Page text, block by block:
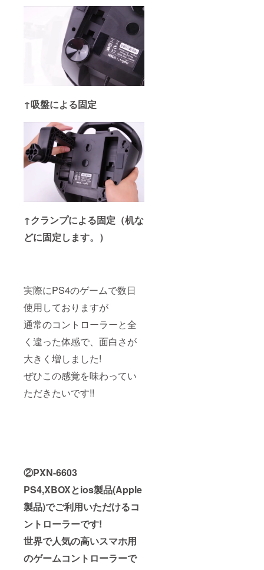
↑吸盤による固定
↑クランプによる固定（机な
どに固定します。）
実際にPS4のゲームで数日
使用しておりますが
通常のコントローラーと全
く違った体感で、面白さが
大きく増しました!
ぜひこの感覚を味わってい
ただきたいです!!
②PXN-6603
PS4,XBOXとios製品(Apple
製品)でご利用いただけるコ
ントローラーです!
世界で人気の高いスマホ用
のゲームコントローラーで